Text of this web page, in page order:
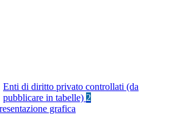
Enti di diritto privato controllati (da
pubblicare in tabelle) 2
grafica